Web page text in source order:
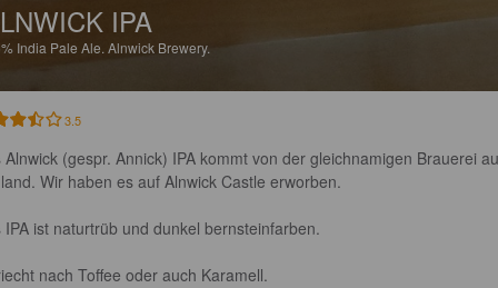
IPA
India Pale Ale. Alnwick Brewery.
3.5
Alnwick (gespr. Annick) IPA kommt von der gleichnamigen Brauerei
Wir haben es auf Alnwick Castle erworben.
IPA ist naturtrüb und dunkel bernsteinfarben.
nach Toffee oder auch Karamell.